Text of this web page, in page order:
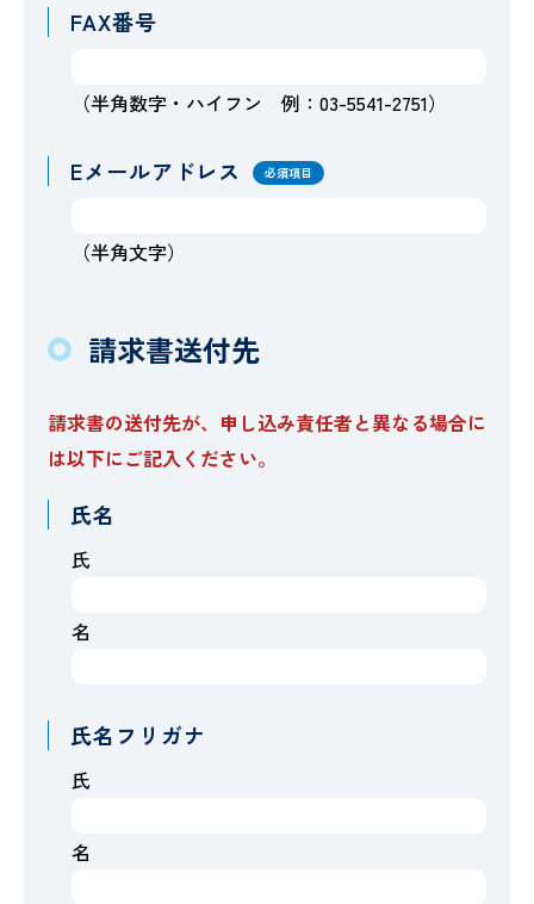
FAX番号
（半角数字・ハイフン 例：03-5541-2751）
Eメールアドレス 必須項目
（半角文字）
請求書送付先
請求書の送付先が、申し込み責任者と異なる場合に
は以下にご記入ください。
氏名
氏
名
氏名フリガナ
氏
名